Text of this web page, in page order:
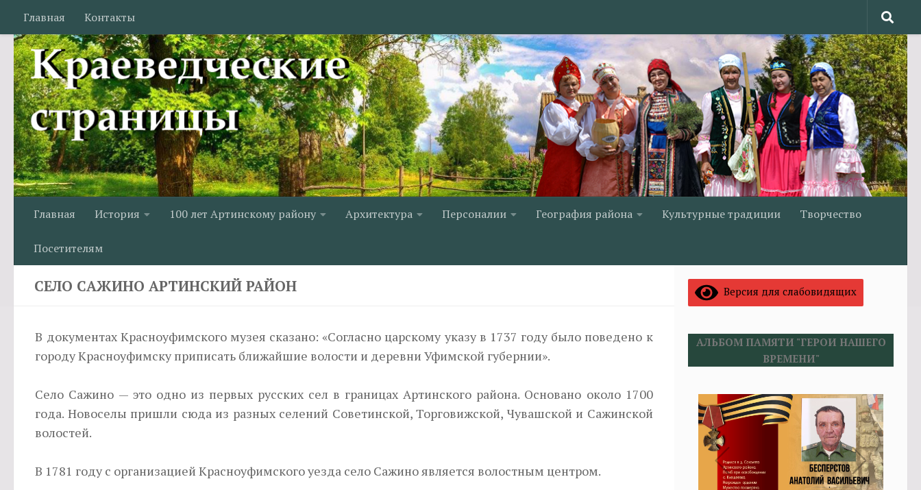
Перейти к содержимому
Главная Контакты
Главная История 100 лет Артинскому району Архитектура Персоналии География района Культурные традиции Творчество
Посетителям
СЕЛО САЖИНО АРТИНСКИЙ РАЙОН
В документах Красноуфимского музея сказано: «Согласно царскому указу в 1737 году было поведено к
городу Красноуфимску приписать ближайшие волости и деревни Уфимской губернии».
Село Сажино — это одно из первых русских сел в границах Артинского района. Основано около 1700
года. Новоселы пришли сюда из разных селений Советинской, Торговижской, Чувашской и Сажинской
волостей.
В 1781 году с организацией Красноуфимского уезда село Сажино яв­ляется волостным центром.
Версия для слабовидящих
АЛЬБОМ ПАМЯТИ "ГЕРОИ НАШЕГО
ВРЕМЕНИ"